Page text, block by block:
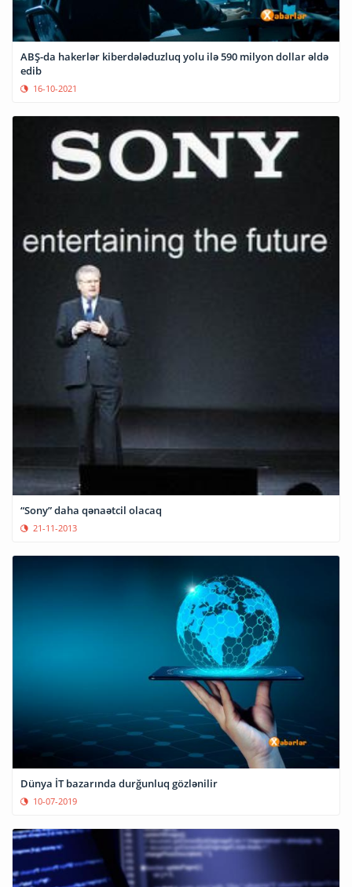
ABŞ-da hakerlər kiberdələduzluq yolu ilə 590 milyon dollar əldə
edib
16-10-2021
“Sony” daha qənaətcil olacaq
21-11-2013
Dünya İT bazarında durğunluq gözlənilir
10-07-2019